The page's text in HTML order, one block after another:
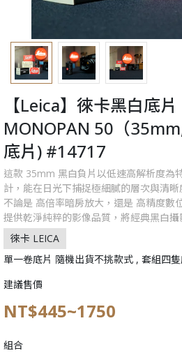
【Leica】徠卡黑白底
MONOPAN 50（
底片) #14717
這款 35mm 黑白負片以低速高解析度為
計，能在日光下捕捉極細膩的層次與清晰
不論是 高倍率暗房放大，還是 高精度數
提供乾淨純粹的影像品質，將經典黑白攝
徠卡 LEICA
單一卷底片 隨機出貨不挑款式 , 套組四
建議售價
NT$445~1750
組合